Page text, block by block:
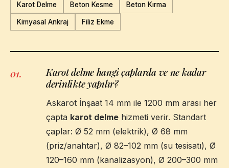
Karot Delme Beton Kesme Beton Kırma
Kimyasal Ankraj Filiz Ekme
01.
Karot delme hangi çaplarda ve ne kadar
derinlikte yapılır?
Askarot İnşaat 14 mm ile 1200 mm arası her
çapta karot delme hizmeti verir. Standart
çaplar: Ø 52 mm (elektrik), Ø 68 mm
(priz/anahtar), Ø 82–102 mm (su tesisatı), Ø
120–160 mm (kanalizasyon), Ø 200–300 mm